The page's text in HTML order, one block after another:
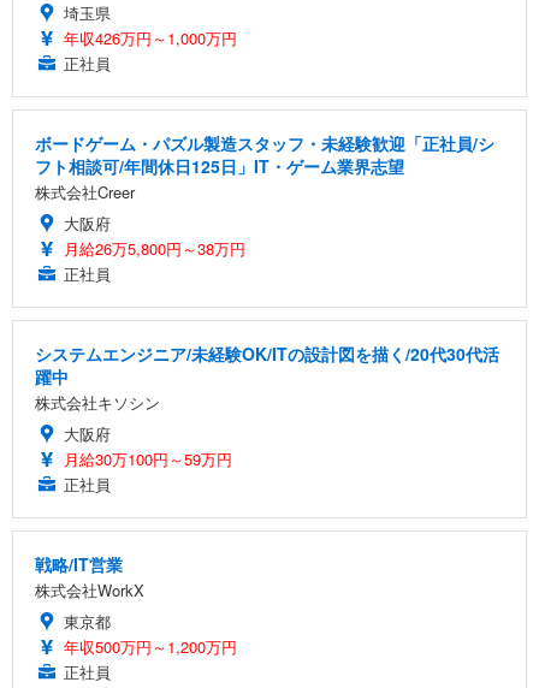
埼玉県
年収426万円～1,000万円
正社員
ボードゲーム・パズル製造スタッフ・未経験歓迎「正社員/シ
フト相談可/年間休日125日」IT・ゲーム業界志望
株式会社Creer
大阪府
月給26万5,800円～38万円
正社員
システムエンジニア/未経験OK/ITの設計図を描く/20代30代活
躍中
株式会社キソシン
大阪府
月給30万100円～59万円
正社員
戦略/IT営業
株式会社WorkX
東京都
年収500万円～1,200万円
正社員